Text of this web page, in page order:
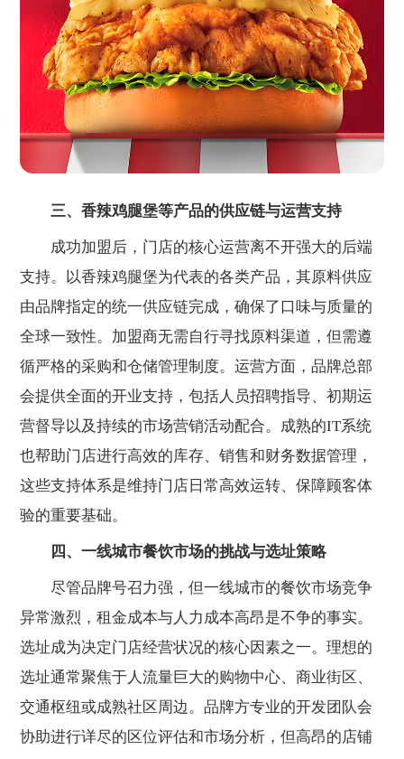
三、香辣鸡腿堡等产品的供应链与运营支持
成功加盟后，门店的核心运营离不开强大的后端
支持。以香辣鸡腿堡为代表的各类产品，其原料供应
由品牌指定的统一供应链完成，确保了口味与质量的
全球一致性。加盟商无需自行寻找原料渠道，但需遵
循严格的采购和仓储管理制度。运营方面，品牌总部
会提供全面的开业支持，包括人员招聘指导、初期运
营督导以及持续的市场营销活动配合。成熟的IT系统
也帮助门店进行高效的库存、销售和财务数据管理，
这些支持体系是维持门店日常高效运转、保障顾客体
验的重要基础。
四、一线城市餐饮市场的挑战与选址策略
尽管品牌号召力强，但一线城市的餐饮市场竞争
异常激烈，租金成本与人力成本高昂是不争的事实。
选址成为决定门店经营状况的核心因素之一。理想的
选址通常聚焦于人流量巨大的购物中心、商业街区、
交通枢纽或成熟社区周边。品牌方专业的开发团队会
协助进行详尽的区位评估和市场分析，但高昂的店铺